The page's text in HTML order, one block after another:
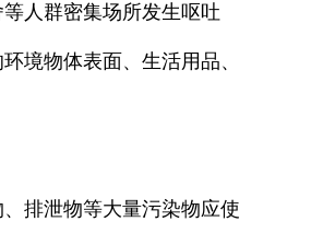
人群密集场所发生呕吐
境物体表面、生活用品、
排泄物等大量污染物应使